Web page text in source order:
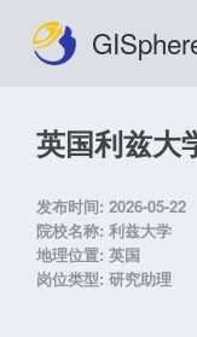
英国利兹大
发布时间: 2026-05-22
院校名称: 利兹大学
地理位置: 英国
岗位类型: 研究助理